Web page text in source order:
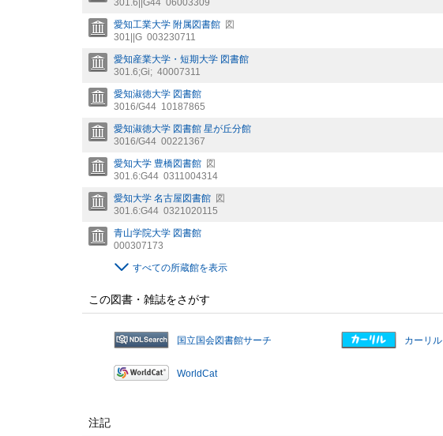
301.6||G44 06003309
愛知工業大学 附属図書館 図
301||G 003230711
愛知産業大学・短期大学 図書館
301.6;Gi; 40007311
愛知淑徳大学 図書館
3016/G44 10187865
愛知淑徳大学 図書館 星が丘分館
3016/G44 00221367
愛知大学 豊橋図書館 図
301.6:G44 0311004314
愛知大学 名古屋図書館 図
301.6:G44 0321020115
青山学院大学 図書館
000307173
すべての所蔵館を表示
この図書・雑誌をさがす
国立国会図書館サーチ カーリル
WorldCat
注記